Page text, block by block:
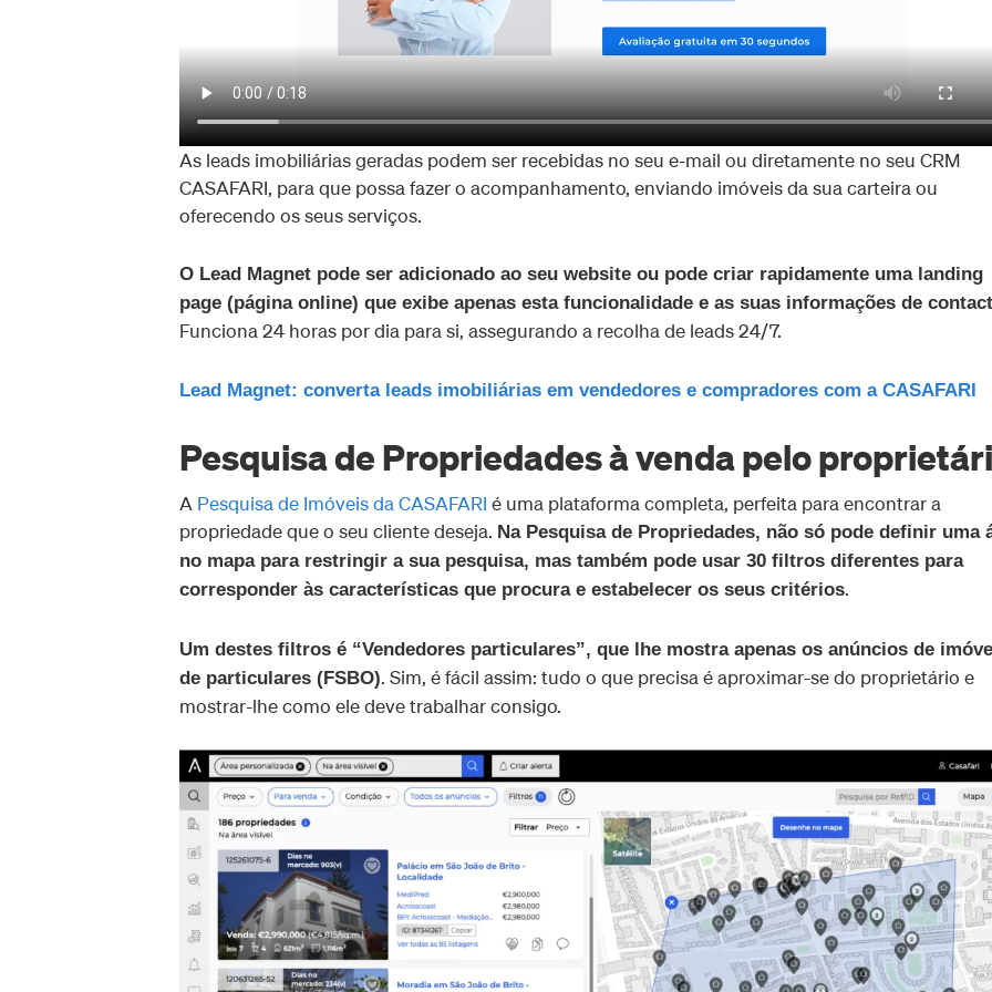
As leads imobiliárias geradas podem ser recebidas no seu e-mail ou diretamente no seu CRM
CASAFARI, para que possa fazer o acompanhamento, enviando imóveis da sua carteira ou
oferecendo os seus serviços.
O Lead Magnet pode ser adicionado ao seu website ou pode criar rapidamente uma landing
page (página online) que exibe apenas esta funcionalidade e as suas informações de
Funciona 24 horas por dia para si, assegurando a recolha de leads 24/7.
Lead Magnet: converta leads imobiliárias em vendedores e compradores com a CASAFARI
Pesquisa de Propriedades à venda pelo
A Pesquisa de Imóveis da CASAFARI é uma plataforma completa, perfeita para encontrar a
propriedade que o seu cliente deseja. Na Pesquisa de Propriedades, não só pode definir uma
no mapa para restringir a sua pesquisa, mas também pode usar 30 filtros diferentes para
corresponder às características que procura e estabelecer os seus critérios.
Um destes filtros é “Vendedores particulares”, que lhe mostra apenas os anúncios de
de particulares (FSBO). Sim, é fácil assim: tudo o que precisa é aproximar-se do proprietário e
mostrar-lhe como ele deve trabalhar consigo.